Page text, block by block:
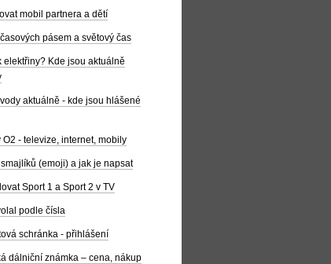
mobil partnera a dětí
pásem a světový čas
elektřiny? Kde jsou aktuálně
aktuálně - kde jsou hlášené
O2 - televize, internet, mobily
(emoji) a jak je napsat
Sport 1 a Sport 2 v TV
podle čísla
schránka - přihlášení
dálniční známka – cena, nákup